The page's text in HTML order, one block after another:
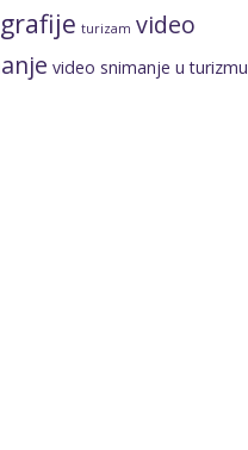
turizam video
video snimanje u turizmu